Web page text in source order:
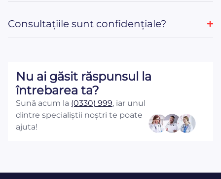
Consultațiile sunt confidențiale?
Nu ai găsit răspunsul la
întrebarea ta?
Sună acum la (0330) 999, iar unul
dintre specialiștii noștri te poate
ajuta!